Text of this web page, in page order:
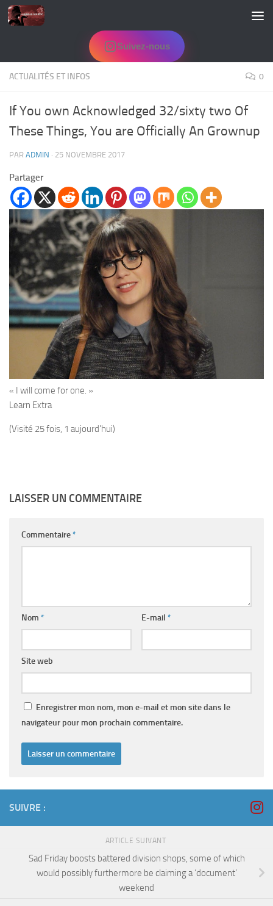
Skip to content
Suivez-nous
ACTUALITÉS ET INFOS 0
If You own Acknowledged 32/sixty two Of
These Things, You are Officially An Grownup
PAR ADMIN · 25 NOVEMBRE 2017
Partager
« I will come for one. »
Learn Extra
(Visité 25 fois, 1 aujourd'hui)
LAISSER UN COMMENTAIRE
Commentaire*
Nom * E-mail *
Site web
Enregistrer mon nom, mon e-mail et mon site dans le
navigateur pour mon prochain commentaire.
SUIVRE :
ARTICLE SUIVANT
Sad Friday boosts battered division shops, some of which
would possibly furthermore be claiming a ‘document’
weekend